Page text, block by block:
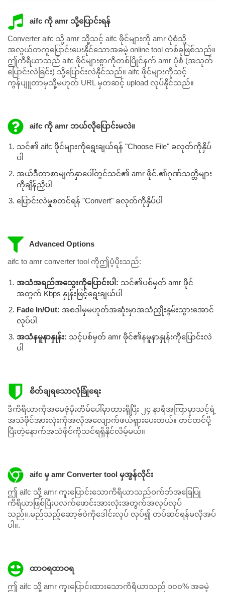
aifc ကို amr သို့ပြောင်းရန်
Converter aifc သို့ amr သို့သင့် aifc ဖိုင်များကို amr ပုံစံသို့
အလွယ်တကူပြောင်းပေးနိုင်သောအခမဲ့ online tool တစ်ခုဖြစ်သည်။
ဤကိရိယာသည် aifc ဖိုင်များစွာကိုတစ်ပြိုင်နက် amr ပုံစံ (အသုတ်
ပြောင်းလဲခြင်း) သို့ပြောင်းလဲနိုင်သည်။ aifc ဖိုင်များကိုသင့်
ကွန်ပျူတာမှသို့မဟုတ် URL မှတဆင့် upload လုပ်နိုင်သည်။
aifc ကို amr ဘယ်လိုပြောင်းမလဲ။
သင်၏ aifc ဖိုင်များကိုရွေးချယ်ရန် "Choose File" ခလုတ်ကိုနှိပ်
ပါ
အယ်ဒီတာစာမျက်နှာပေါ်တွင်သင်၏ amr ဖိုင်.၏ဂုဏ်သတ္တိများ
ကိုချိန်ညှိပါ
ပြောင်းလဲမှုစတင်ရန် "Convert" ခလုတ်ကိုနှိပ်ပါ
Advanced Options
aifc to amr converter tool ကိုဤပံ့ပိုးသည်:
အသံအရည်အသွေးကိုပြောင်းပါ: သင်၏ပစ်မှတ် amr ဖိုင်
အတွက် Kbps နှုန်းဖြင့်ရွေးချယ်ပါ
Fade In/Out: အစဒါမှမဟုတ်အဆုံးမှာအသံညှိုးနွမ်းသွားအောင်
လုပ်ပါ
အသံနမူနာနှုန်း: သင့်ပစ်မှတ် amr ဖိုင်၏နမူနာနှုန်းကိုပြောင်းလဲ
ပါ
စိတ်ချရသောလုံခြုံရေး
ဒီကိရိယာကိုအမေဇုံမိုးတိမ်ပေါ်မှာထားရှိပြီး ၂၄ နာရီအကြာမှာသင့်ရဲ့
အသံဖိုင်အားလုံးကိုအလိုအလျောက်ဖယ်ရှားပေးတယ်။ တင်တင်ပို့
ပြီးတဲ့နောက်အသံဖိုင်ကိုသင်ရရှိနိုင်လိမ့်မယ်။
aifc မှ amr Converter tool မှအွန်လိုင်း
ဤ aifc သို့ amr ကူးပြောင်းသောကိရိယာသည်ဝက်ဘ်အခြေပြု
ကိရိယာဖြစ်ပြီးပလက်ဖောင်းအားလုံးအတွက်အလုပ်လုပ်
သည်။.မည်သည့်ဆော့ဗ်ဝဲကိုဒေါင်းလုပ် လုပ်၍ တပ်ဆင်ရန်မလိုအပ်
ပါ။.
ထာဝရထာဝရ
ဤ aifc သို့ amr ကူးပြောင်းထားသောကိရိယာသည် ၁၀၀% အခမဲ့